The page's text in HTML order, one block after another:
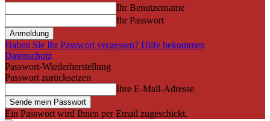
Ihr Benutzername
Ihr Passwort
Haben Sie Ihr Passwort vergessen? Hilfe bekommen
Datenschutz
Passwort-Wiederherstellung
Passwort zurücksetzen
Ihre E-Mail-Adresse
Ein Passwort wird Ihnen per Email zugeschickt.